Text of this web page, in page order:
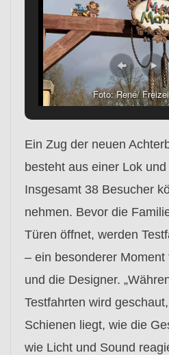
Foto: René/
Ein Zug der neuen
besteht aus einer Lok
Insgesamt 38 Besucher
nehmen. Bevor die
Türen öffnet, werden
– ein besonderer
und die Designer.
Testfahrten wird
Schienen liegt, wie die
wie Licht und Sound